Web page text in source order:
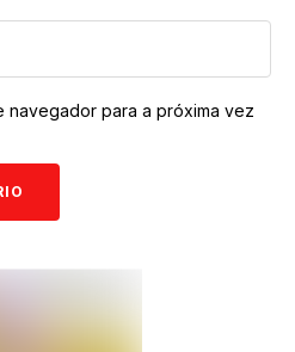
navegador para a próxima vez